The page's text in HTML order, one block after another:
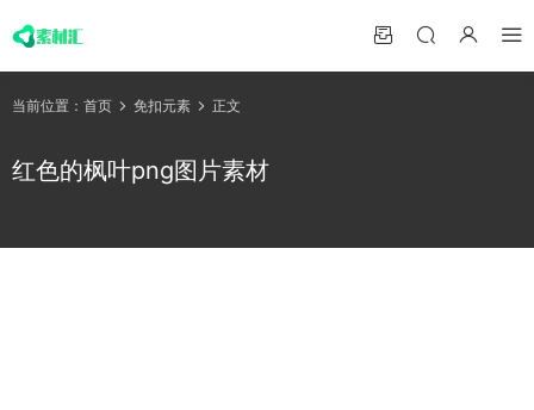
当前位置： 首页 免扣元素 正文
红色的枫叶png图片素材